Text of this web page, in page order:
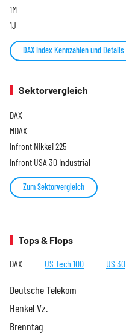
1M
1J
DAX Index Kennzahlen und Details
Sektorvergleich
DAX
MDAX
Infront Nikkei 225
Infront USA 30 Industrial
Zum Sektorvergleich
Tops & Flops
DAX US Tech 100 US 30
Deutsche Telekom
Henkel Vz.
Brenntag